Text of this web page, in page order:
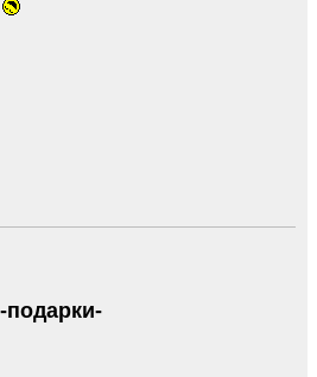
-подарки-